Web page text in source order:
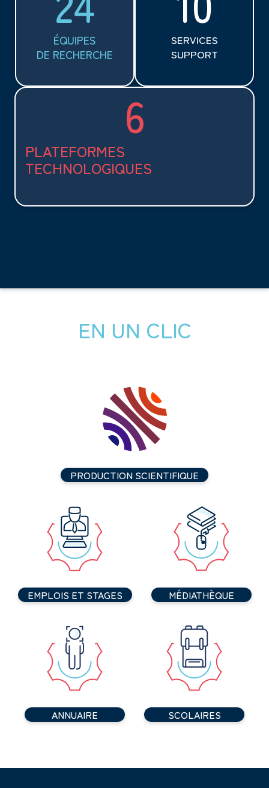
ÉQUIPES
DE RECHERCHE
SERVICES
SUPPORT
6
PLATEFORMES
TECHNOLOGIQUES
EN UN CLIC
PRODUCTION SCIENTIFIQUE
EMPLOIS ET STAGES MÉDIATHÈQUE
ANNUAIRE SCOLAIRES